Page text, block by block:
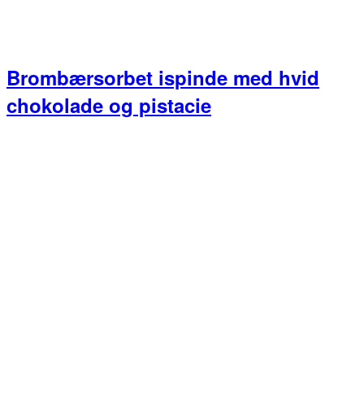
Brombærsorbet ispinde med hvid
chokolade og pistacie